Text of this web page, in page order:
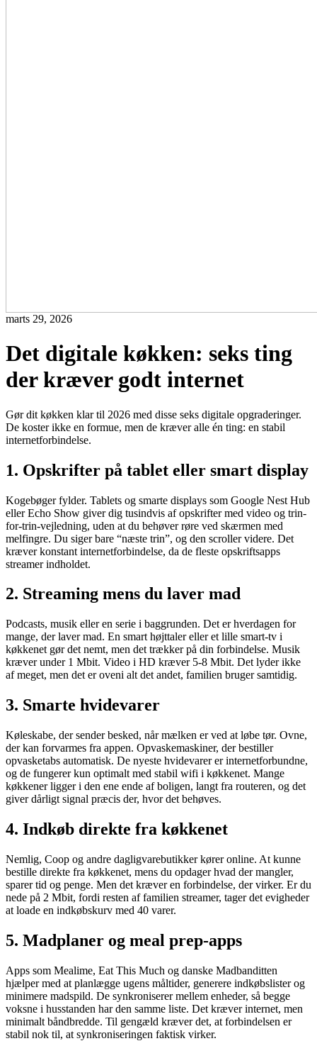
marts 29, 2026
Det digitale køkken: seks ting
der kræver godt internet
Gør dit køkken klar til 2026 med disse seks digitale opgraderinger.
De koster ikke en formue, men de kræver alle én ting: en stabil
internetforbindelse.
1. Opskrifter på tablet eller smart display
Kogebøger fylder. Tablets og smarte displays som Google Nest Hub
eller Echo Show giver dig tusindvis af opskrifter med video og trin-
for-trin-vejledning, uden at du behøver røre ved skærmen med
melfingre. Du siger bare “næste trin”, og den scroller videre. Det
kræver konstant internetforbindelse, da de fleste opskriftsapps
streamer indholdet.
2. Streaming mens du laver mad
Podcasts, musik eller en serie i baggrunden. Det er hverdagen for
mange, der laver mad. En smart højttaler eller et lille smart-tv i
køkkenet gør det nemt, men det trækker på din forbindelse. Musik
kræver under 1 Mbit. Video i HD kræver 5-8 Mbit. Det lyder ikke
af meget, men det er oveni alt det andet, familien bruger samtidig.
3. Smarte hvidevarer
Køleskabe, der sender besked, når mælken er ved at løbe tør. Ovne,
der kan forvarmes fra appen. Opvaskemaskiner, der bestiller
opvasketabs automatisk. De nyeste hvidevarer er internetforbundne,
og de fungerer kun optimalt med stabil wifi i køkkenet. Mange
køkkener ligger i den ene ende af boligen, langt fra routeren, og det
giver dårligt signal præcis der, hvor det behøves.
4. Indkøb direkte fra køkkenet
Nemlig, Coop og andre dagligvarebutikker kører online. At kunne
bestille direkte fra køkkenet, mens du opdager hvad der mangler,
sparer tid og penge. Men det kræver en forbindelse, der virker. Er du
nede på 2 Mbit, fordi resten af familien streamer, tager det evigheder
at loade en indkøbskurv med 40 varer.
5. Madplaner og meal prep-apps
Apps som Mealime, Eat This Much og danske Madbanditten
hjælper med at planlægge ugens måltider, generere indkøbslister og
minimere madspild. De synkroniserer mellem enheder, så begge
voksne i husstanden har den samme liste. Det kræver internet, men
minimalt båndbredde. Til gengæld kræver det, at forbindelsen er
stabil nok til, at synkroniseringen faktisk virker.